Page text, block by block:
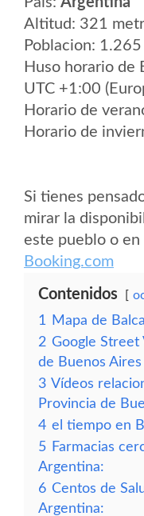
Altitud: 321
Poblacion: 1.265
Huso horario de
UTC +1:00
Horario de
Horario de
Si tienes
mirar la
este pueblo o en
Booking.com
Contenidos
1
Mapa de
2 Google Street
de Buenos
3 Vídeos
Provincia de
4 el tiempo en
5 Farmacias
Argentina:
6 Centos de
Argentina: